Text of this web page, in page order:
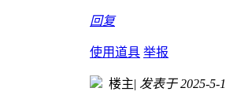
回复
使用道具 举报
楼主| 发表于 2025-5-